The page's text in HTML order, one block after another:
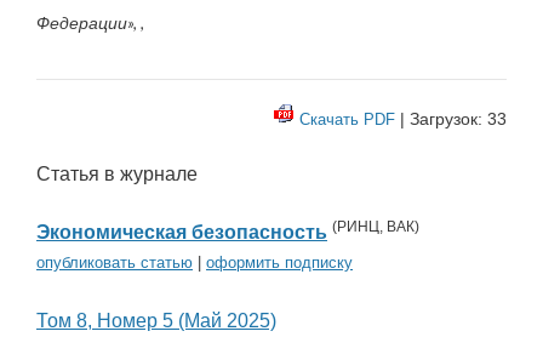
Федерации», ,
Скачать PDF | Загрузок: 33
Статья в журнале
Экономическая безопасность (РИНЦ, ВАК)
опубликовать статью оформить подписку
Том 8, Номер 5 (Май 2025)